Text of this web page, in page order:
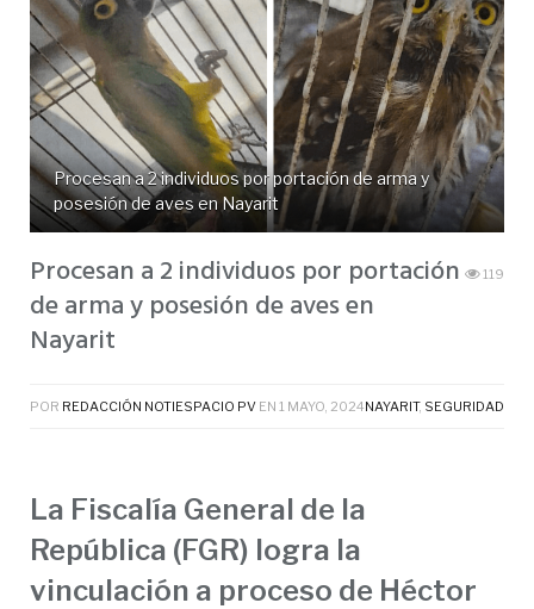
Procesan a 2 individuos por portación de arma y
posesión de aves en Nayarit
Procesan a 2 individuos por portación
de arma y posesión de aves en
Nayarit
119
POR REDACCIÓN NOTIESPACIO PV EN 1 MAYO, 2024NAYARIT, SEGURIDAD
La Fiscalía General de la
República (FGR) logra la
vinculación a proceso de Héctor